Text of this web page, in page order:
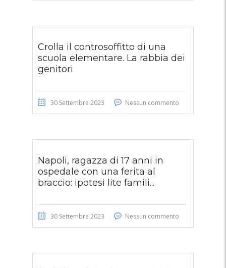
Crolla il controsoffitto di una
scuola elementare. La rabbia dei
genitori
30 Settembre 2023 Nessun commento
Napoli, ragazza di 17 anni in
ospedale con una ferita al
braccio: ipotesi lite famili...
30 Settembre 2023 Nessun commento